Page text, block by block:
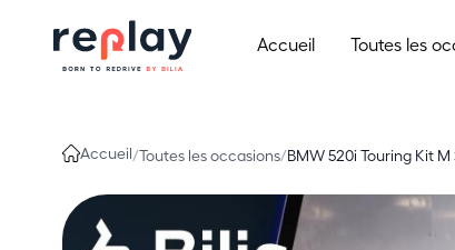
Accueil
Toutes les
Accueil/Toutes les occasions/BMW 520i Touring Kit